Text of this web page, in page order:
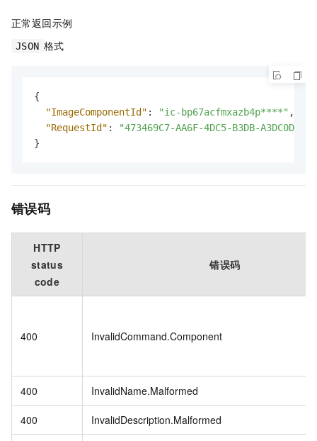
正常返回示例
JSON 格式
{
"ImageComponentId" : "ic-bp67acfmxazb4p****" ,
"RequestId" :
"473469C7-AA6F-4DC5-B3DB-
}
错误码
HTTP
status
code
错误码
400 InvalidCommand.Component
400 InvalidName.Malformed
400 InvalidDescription.Malformed